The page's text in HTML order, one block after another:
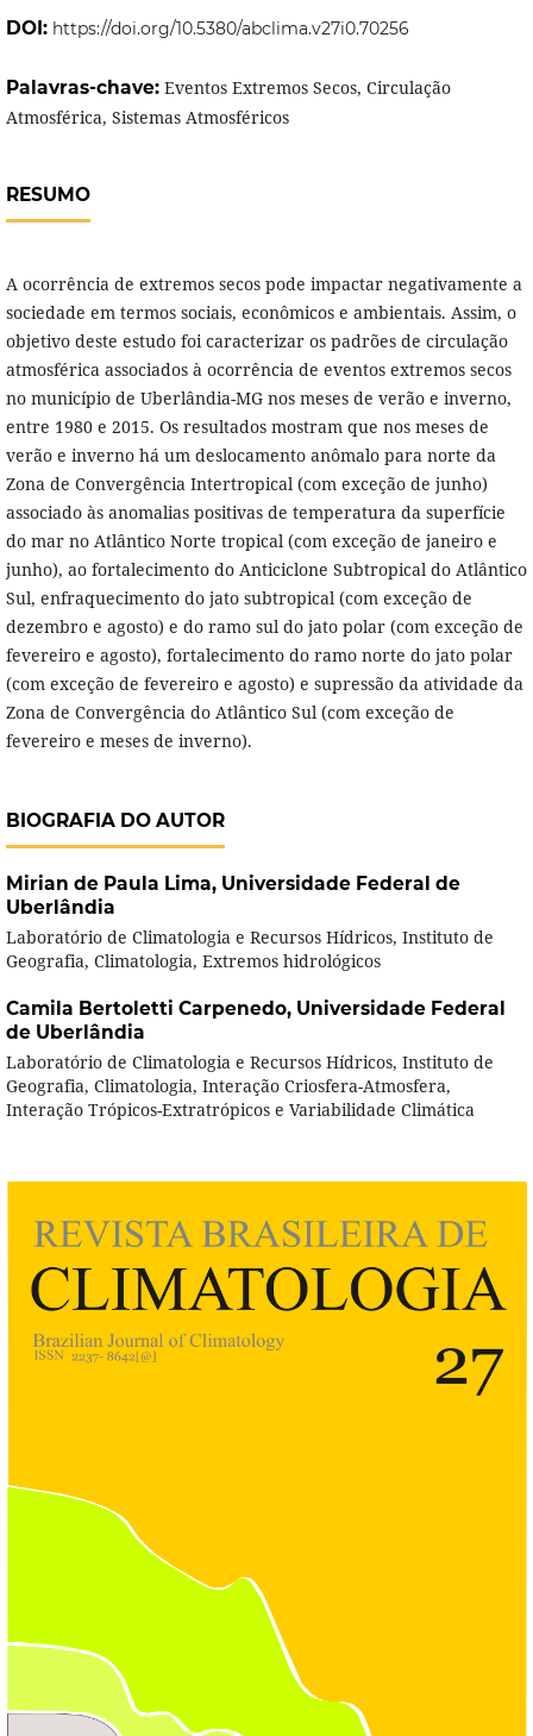
DOI: https://doi.org/10.5380/abclima.v27i0.70256
Palavras-chave: Eventos Extremos Secos, Circulação
Atmosférica, Sistemas Atmosféricos
RESUMO
A ocorrência de extremos secos pode impactar negativamente a
sociedade em termos sociais, econômicos e ambientais. Assim, o
objetivo deste estudo foi caracterizar os padrões de circulação
atmosférica associados à ocorrência de eventos extremos secos
no município de Uberlândia-MG nos meses de verão e inverno,
entre 1980 e 2015. Os resultados mostram que nos meses de
verão e inverno há um deslocamento anômalo para norte da
Zona de Convergência Intertropical (com exceção de junho)
associado às anomalias positivas de temperatura da superfície
do mar no Atlântico Norte tropical (com exceção de janeiro e
junho), ao fortalecimento do Anticiclone Subtropical do Atlântico
Sul, enfraquecimento do jato subtropical (com exceção de
dezembro e agosto) e do ramo sul do jato polar (com exceção de
fevereiro e agosto), fortalecimento do ramo norte do jato polar
(com exceção de fevereiro e agosto) e supressão da atividade da
Zona de Convergência do Atlântico Sul (com exceção de
fevereiro e meses de inverno).
BIOGRAFIA DO AUTOR
Mirian de Paula Lima, Universidade Federal de
Uberlândia
Laboratório de Climatologia e Recursos Hídricos, Instituto de
Geografia, Climatologia, Extremos hidrológicos
Camila Bertoletti Carpenedo, Universidade Federal
de Uberlândia
Laboratório de Climatologia e Recursos Hídricos, Instituto de
Geografia, Climatologia, Interação Criosfera-Atmosfera,
Interação Trópicos-Extratrópicos e Variabilidade Climática